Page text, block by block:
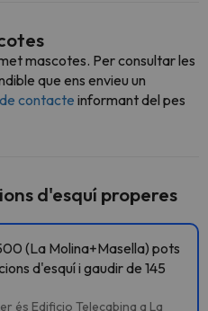
mascotes. Per consultar les
que ens envieu un
contacte informant del pes
d'esquí properes
(La Molina+Masella) pots
d'esquí i gaudir de 145
és Edificio Telecabina a La